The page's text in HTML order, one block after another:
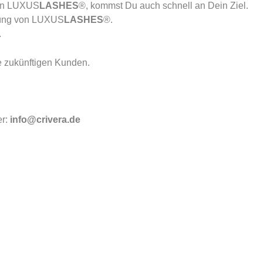
LUXUS LASHES®, kommst Du auch schnell an Dein Ziel.
von LUXUS LASHES®.
zukünftigen Kunden.
info@crivera.de